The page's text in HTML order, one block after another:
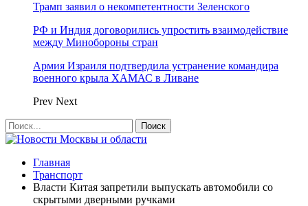
Трамп заявил о некомпетентности Зеленского
РФ и Индия договорились упростить взаимодействие
между Минобороны стран
Армия Израиля подтвердила устранение командира
военного крыла ХАМАС в Ливане
Prev Next
Главная
Транспорт
Власти Китая запретили выпускать автомобили со
скрытыми дверными ручками